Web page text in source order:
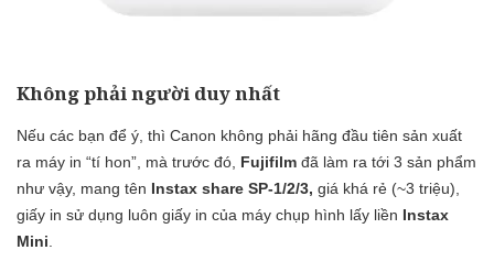
Không phải người duy nhất
Nếu các bạn để ý, thì Canon không phải hãng đầu tiên sản xuất
ra máy in “tí hon”, mà trước đó, Fujifilm đã làm ra tới 3 sản phẩm
như vậy, mang tên Instax share SP-1/2/3, giá khá rẻ (~3 triệu),
giấy in sử dụng luôn giấy in của máy chụp hình lấy liền Instax
Mini